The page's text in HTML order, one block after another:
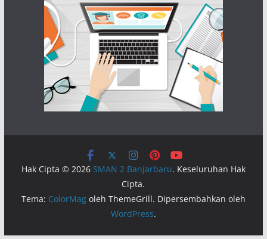
Hak Cipta © 2026 SMAN 2 Banjarbaru. Keseluruhan Hak
Cipta.
Tema: ColorMagoleh ThemeGrill. Dipersembahkan oleh
WordPress.